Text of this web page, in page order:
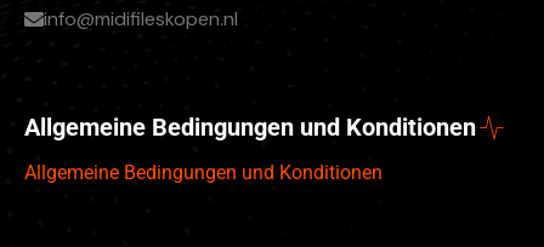
info@midifileskopen.nl
Allgemeine Bedingungen und Konditionen
Allgemeine Bedingungen und Konditionen